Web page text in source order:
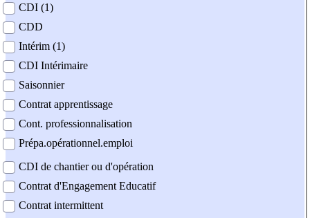
contrat
CDI (1)
CDD
Intérim (1)
CDI Intérimaire
Saisonnier
Contrat apprentissage
Cont. professionnalisation
Prépa.opérationnel.emploi
CDI de chantier ou d'opération
Contrat d'Engagement Educatif
Contrat intermittent